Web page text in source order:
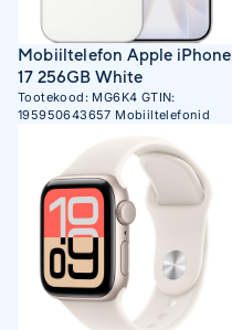
Mobiiltelefon Apple iPhone
17 256GB White
Tootekood: MG6K4 GTIN:
195950643657 Mobiiltelefonid